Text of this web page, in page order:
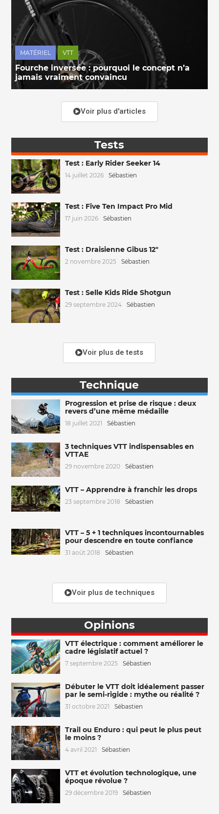
MATÉRIEL VTT
Fourche inversée : pourquoi le concept n’a
jamais vraiment convaincu
Voir plus d'articles
Tests
Test : Early Rider Seeker 14
14 juillet 2026 Sébastien
Test : Five Ten Impact Pro Mid
17 juin 2026 Sébastien
Test : Draisienne Gibus 12″
2 novembre 2025 Sébastien
Test : Selle Kids Ride Shotgun
29 septembre 2024 Sébastien
Voir plus de tests
Technique
Progression et prise de risque : deux
revers d’une même médaille
18 juillet 2021 Sébastien
3 techniques VTT indispensables en
VTTAE
29 novembre 2020 Sébastien
VTT – Apprendre à franchir les drops
23 septembre 2018 Sébastien
VTT – 5 + 1 techniques incontournables
pour descendre en toute confiance
31 août 2018 Sébastien
Voir plus de techniques
Opinions
VTT électrique : comment améliorer le
cadre législatif actuel ?
7 septembre 2025 Sébastien
Débuter le VTT doit idéalement passer
par le semi-rigide : mythe ou réalité ?
31 octobre 2021 Sébastien
Trail ou Enduro : qui peut le plus peut
le moins ?
4 avril 2021 Sébastien
VTT et évolution technologique, une
époque révolue ?
29 décembre 2019 Sébastien